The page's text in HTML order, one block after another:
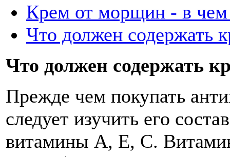
Крем от морщин - в чем
Что должен содержать
Что должен содержать
Прежде чем покупать
следует изучить его
витамины А, Е, С.